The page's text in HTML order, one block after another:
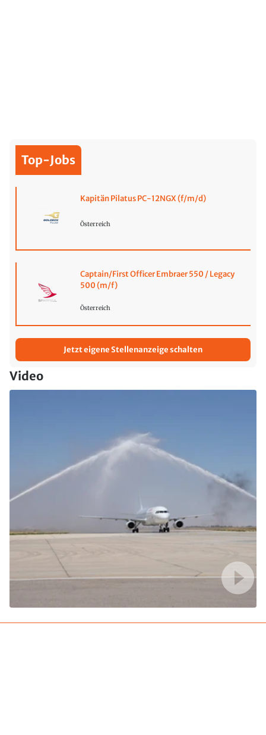
Top-Jobs
Kapitän Pilatus PC-12NGX (f/m/d)
Österreich
Captain/First Officer Embraer 550 / Legacy
500 (m/f)
Österreich
Jetzt eigene Stellenanzeige schalten
Video